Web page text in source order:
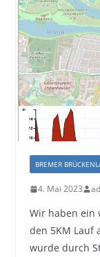
BREMER
4. Mai 2023
Wir haben ein
den 5KM Lauf
wurde durch